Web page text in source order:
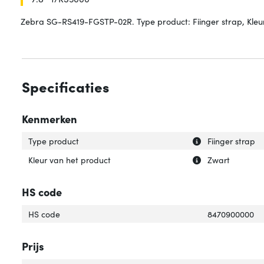
Zebra SG-RS419-FGSTP-02R. Type product: Fiinger strap,
Specificaties
Kenmerken
Uitleg over 'Type
Verberg uitleg
Type product
Fiinger strap
Uitleg over
Verberg uitleg
Kleur van het product Zwart
HS code
HS code 8470900000
Prijs